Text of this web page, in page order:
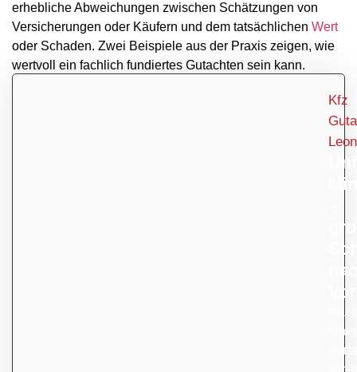
erhebliche Abweichungen zwischen Schätzungen von
Versicherungen oder Käufern und dem tatsächlichen Wert
oder Schaden. Zwei Beispiele aus der Praxis zeigen, wie
wertvoll ein fachlich fundiertes Gutachten sein kann.
Kfz